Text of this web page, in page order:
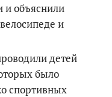
и объяснили
и
детей
было
спортивных